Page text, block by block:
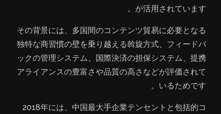
が活用されています。
その背景には、多国間のコンテンツ貿易に必要となる
独特な商習慣の壁を乗り越える斡旋方式、フィードバ
ックの管理システム、国際決済の担保システム、提携
アライアンスの豊富さや品質の高さなどが評価されて
いるためです。
2018年には、中国最大手企業テンセントと包括的コ